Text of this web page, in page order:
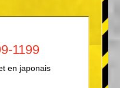
1199
en japonais